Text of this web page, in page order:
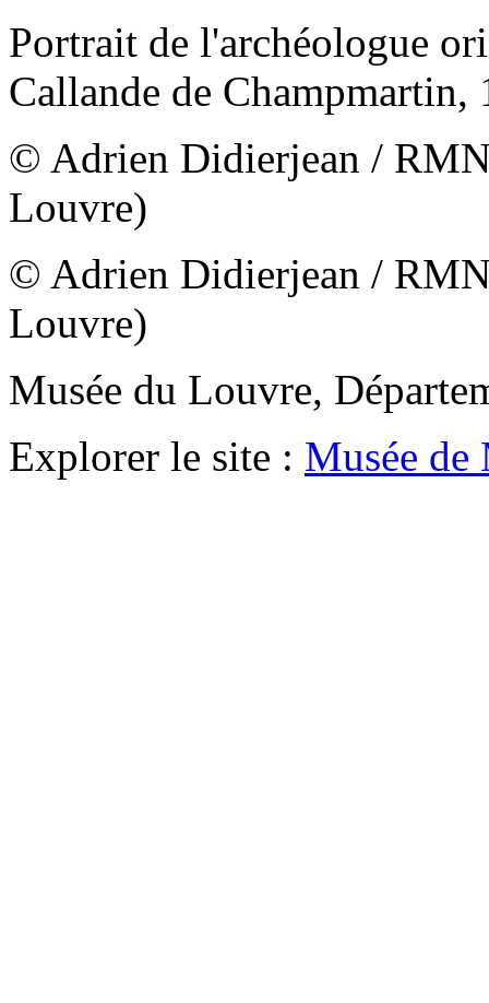
Portrait de l'archéologue
Callande de Champmartin,
© Adrien Didierjean /
Louvre)
© Adrien Didierjean /
Louvre)
Musée du Louvre,
Explorer le site : Musée de